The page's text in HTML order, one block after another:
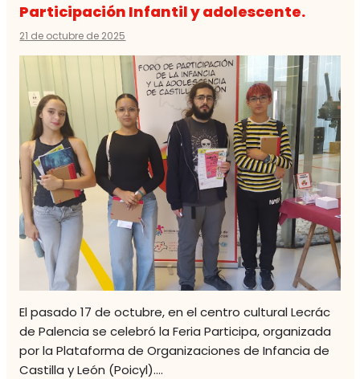
Participación Infantil y adolescente.
21 de octubre de 2025
El pasado 17 de octubre, en el centro cultural Lecrác
de Palencia se celebró la Feria Participa, organizada
por la Plataforma de Organizaciones de Infancia de
Castilla y León (Poicyl)….